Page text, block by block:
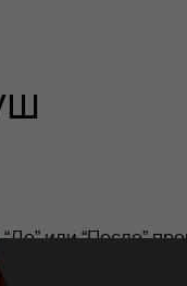
или “После”
в